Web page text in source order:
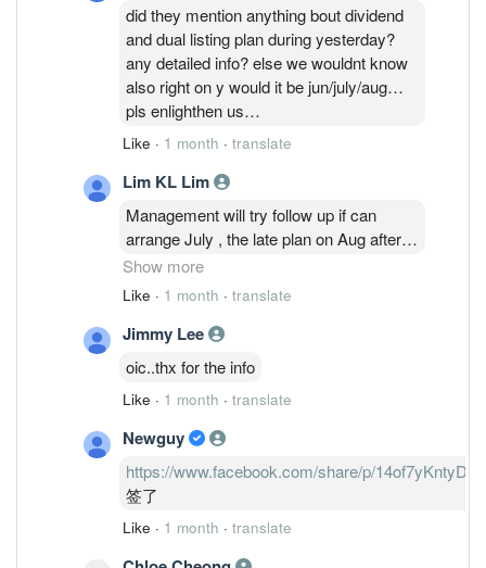
did they mention anything bout dividend
and dual listing plan during yesterday?
any detailed info? else we wouldnt know
also right on y would it be jun/july/aug…
pls enlighthen us…
Like · 1 month · translate
Lim KL Lim
Management will try follow up if can
arrange July , the late plan on Aug after
Dual Listing , Then hv enough money to
distribute Dividend to Shareholder
For Dual Listing plan Management try to
if can arrange announce end of June, the
latest on July
Show more
Like · 1 month · translate
Jimmy Lee
oic..thx for the info
Like · 1 month · translate
Newguy
https://www.facebook.com/share/p/14of7yKntyD/
签了
Like · 1 month · translate